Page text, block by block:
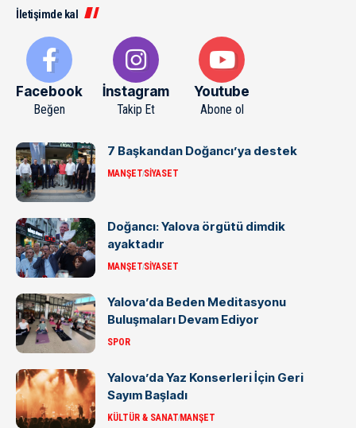
İletişimde kal
Facebook
Beğen
İnstagram
Takip Et
Youtube
Abone ol
7 Başkandan Doğancı’ya destek
MANŞETSIYASET
Doğancı: Yalova örgütü dimdik
ayaktadır
MANŞETSIYASET
Yalova’da Beden Meditasyonu
Buluşmaları Devam Ediyor
SPOR
Yalova’da Yaz Konserleri İçin Geri
Sayım Başladı
KÜLTÜR & SANATMANŞET